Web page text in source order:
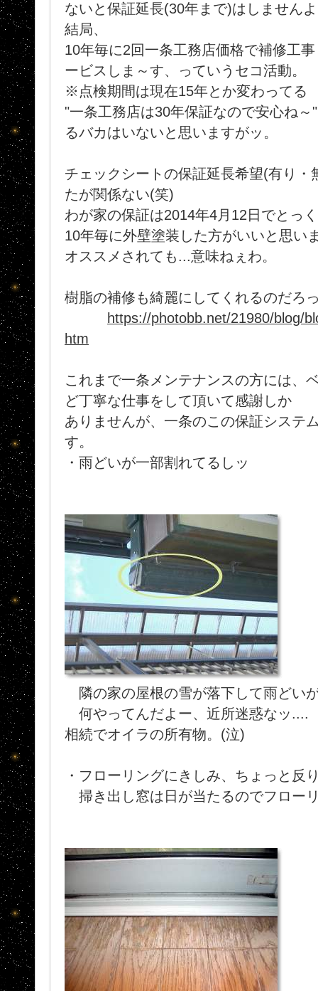
ないと保証延長(30年まで)はしません
結局、
10年毎に2回一条工務店価格で補修工
ービスしま～す、っていうセコ活動。
※点検期間は現在15年とか変わってる
"一条工務店は30年保証なので安心ね
るバカはいないと思いますがッ。
チェックシートの保証延長希望(有り・
たが関係ない(笑)
わが家の保証は2014年4月12日でとっ
10年毎に外壁塗装した方がいいと思い
オススメされても...意味ねぇわ。
樹脂の補修も綺麗にしてくれるのだろ
https://photobb.net/21980/blog/
htm
これまで一条メンテナンスの方には、
ど丁寧な仕事をして頂いて感謝しか
ありませんが、一条のこの保証システ
す。
・雨どいが一部割れてるしッ
隣の家の屋根の雪が落下して雨どい
何やってんだよー、近所迷惑なッ
相続でオイラの所有物。(泣)
・フローリングにきしみ、ちょっと反
掃き出し窓は日が当たるのでフロー